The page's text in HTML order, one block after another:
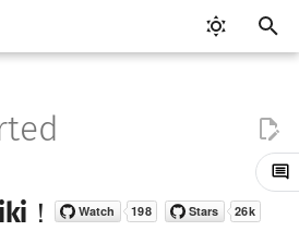
ICPC/CCPC 赛事与赛制
交互题
分段打表
Emacs
Arbiter
通用
C++ 语法基础
STL 容器
命名空间
均摊复杂度
选择排序
单调队列/单调栈优化
最优原地后缀排序算法
进位制
模算术简介
代数基本定理
抽屉原理
向量
单纯形法
群论
条件概率与独立性
公平组合游戏
数值积分
并查集复杂度
二叉堆
块状数组
线段树合并 & 分裂
Treap
可持久化线段树
平衡树套线段树
全局平衡二叉树
树的直径
差分约束
最小树形图
双连通分量
最大流
二分图最大匹配
CDQ 分治
随机化技巧
！